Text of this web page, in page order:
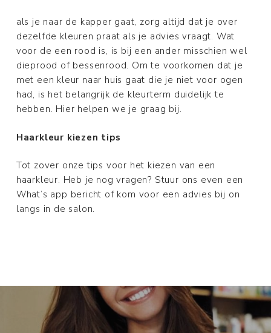
als je naar de kapper gaat, zorg altijd dat je over
dezelfde kleuren praat als je advies vraagt. Wat
voor de een rood is, is bij een ander misschien wel
dieprood of bessenrood. Om te voorkomen dat je
met een kleur naar huis gaat die je niet voor ogen
had, is het belangrijk de kleurterm duidelijk te
hebben. Hier helpen we je graag bij.
Haarkleur kiezen tips
Tot zover onze tips voor het kiezen van een
haarkleur. Heb je nog vragen? Stuur ons even een
What’s app bericht of kom voor een advies bij on
langs in de salon.